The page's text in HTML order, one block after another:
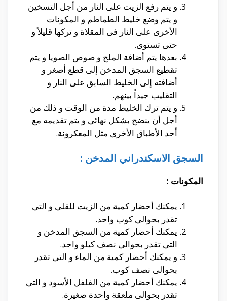
و يتم رفع الزيت على النار من أجل التسخين
و يتم وضع خليط الطماطم و المكونات
الأخرى على النار فى المقلاة و تركها قليلاً و
حتى تستوى.
بعدها يتم أضافة الملح و صوص الصويا و يتم
تقطيع السجق المدخن إلى قطع أصغر و
أضافته إلى الخليط السابق على النار و
التقليب جيداً بينهم.
و يتم ترك الخليط مدة من الوقت و ذلك من
أجل أن ينضج بشكل نهائى و يتم تقديمه مع
أحد الأطباق الأخرى مثل المعكرونة.
السجق الاسكندراني المدخن :
المكونات :
يمكنك أحضار كمية من الزيت للقلى و التى
تقدر بحوالى كوب واحد.
يمكنك أحضار كمية من السجق المدخن و
التى تقدر بحوالى نصف كيلو واحد.
و يمكنك أحضار كمية من الماء و التى تقدر
بحوالى نصف كوب.
يمكنك أحضار كمية من الفلفل الأسود و التى
تقدر بحوالى ملعقة واحدة صغيرة.